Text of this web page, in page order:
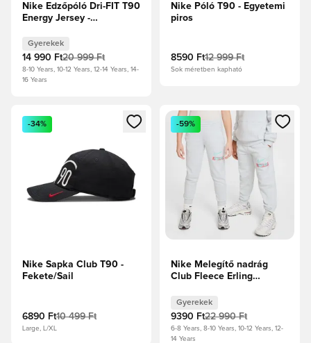
Nike Edzőpóló Dri-FIT T90
Energy Jersey -
Gyerekek
14 990 Ft20 999 Ft
8-10 Years, 10-12 Years, 12-14 Years, 14-
16 Years
Nike Póló T90 - Egyetemi
piros
8590 Ft12 999 Ft
Sok méretben kapható
Megnyit egy modált a bejelentkezéshez vagy a tagként
-34%
Nike Sapka Club T90 -
Fekete/Sail
6890 Ft10 499 Ft
Large, L/XL
Megnyit egy modált a
-59%
Nike Melegítő nadrág
Club Fleece Erling
- Photon Dust/Dynamic
Turq Gyerek
Gyerekek
9390 Ft22 990 Ft
6-8 Years, 8-10 Years, 10-12 Years, 12-
14 Years